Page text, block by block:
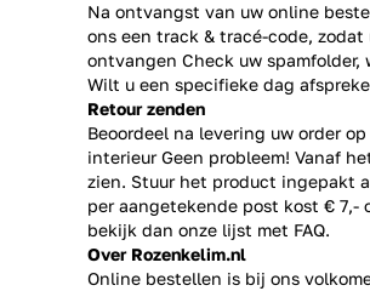
Na ontvangst van uw online
ons een track & tracé-code,
ontvangen Check uw
Wilt u een specifieke dag
Retour zenden
Beoordeel na levering uw order
interieur Geen probleem! Vanaf
zien. Stuur het product ingepakt
per aangetekende post kost € 7,-
bekijk dan onze lijst met FAQ.
Over Rozenkelim.nl
Online bestellen is bij ons